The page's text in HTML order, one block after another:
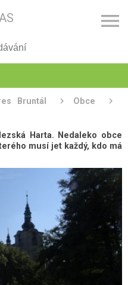

Bruntál
Obce
Harta. Nedaleko obce
musí jet každý, kdo má